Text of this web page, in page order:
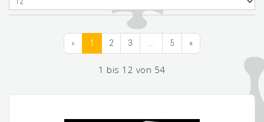
« 1 2 3 ... 5 »
1 bis 12 von 54